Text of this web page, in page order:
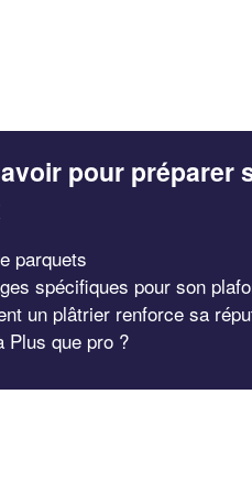
pour préparer
parquets
spécifiques pour son
un plâtrier renforce sa
Plus que pro ?